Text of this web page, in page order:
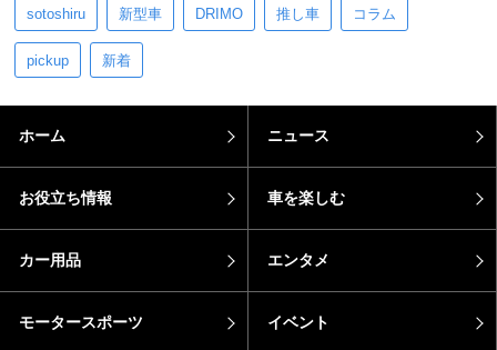
sotoshiru 新型車 DRIMO 推し車 コラム
pickup 新着
ホーム ニュース
お役立ち情報 車を楽しむ
カー用品 エンタメ
モータースポーツ イベント